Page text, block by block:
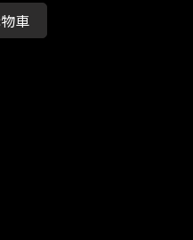
車